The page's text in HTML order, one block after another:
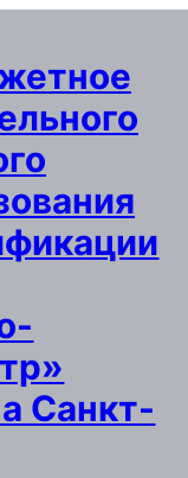
Санкт-